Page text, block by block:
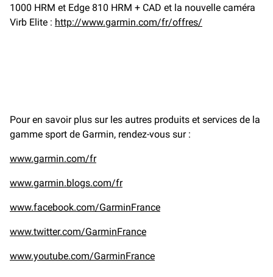
1000 HRM et Edge 810 HRM + CAD et la nouvelle caméra
Virb Elite : http://www.garmin.com/fr/offres/
Pour en savoir plus sur les autres produits et services de la
gamme sport de Garmin, rendez-vous sur :
www.garmin.com/fr
www.garmin.blogs.com/fr
www.facebook.com/GarminFrance
www.twitter.com/GarminFrance
www.youtube.com/GarminFrance